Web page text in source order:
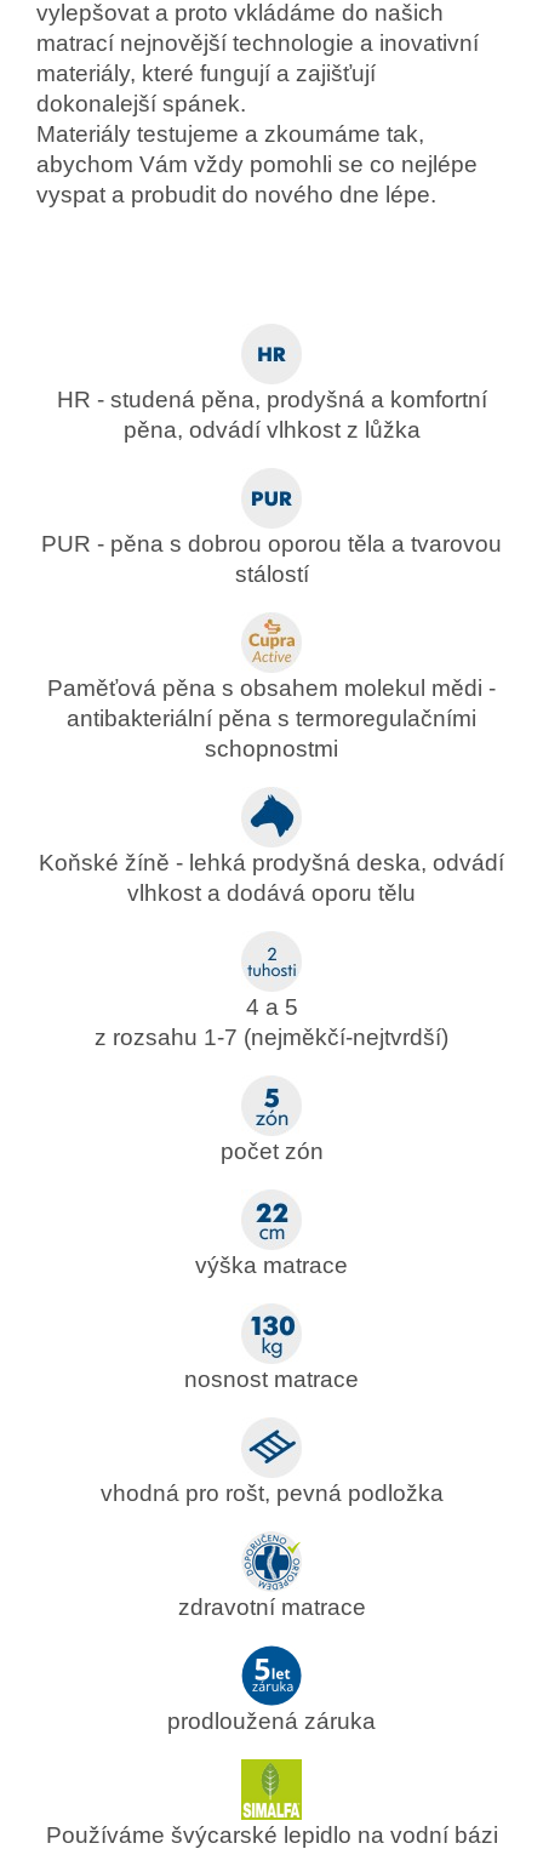
vylepšovat a proto vkládáme do našich
matrací nejnovější technologie a inovativní
materiály, které fungují a zajišťují
dokonalejší spánek.
Materiály testujeme a zkoumáme tak,
abychom Vám vždy pomohli se co nejlépe
vyspat a probudit do nového dne lépe.
HR - studená pěna, prodyšná a komfortní
pěna, odvádí vlhkost z lůžka
PUR - pěna s dobrou oporou těla a tvarovou
stálostí
Paměťová pěna s obsahem molekul mědi -
antibakteriální pěna s termoregulačními
schopnostmi
Koňské žíně - lehká prodyšná deska, odvádí
vlhkost a dodává oporu tělu
4 a 5
z rozsahu 1-7 (nejměkčí-nejtvrdší)
počet zón
výška matrace
nosnost matrace
vhodná pro rošt, pevná podložka
zdravotní matrace
prodloužená záruka
Používáme švýcarské lepidlo na vodní bázi